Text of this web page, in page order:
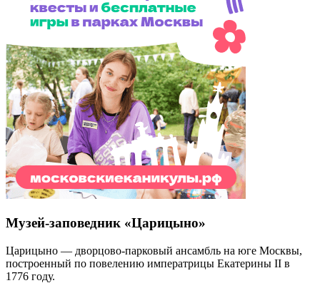
Музей-заповедник «Царицыно»
Царицыно — дворцово-парковый ансамбль на юге Москвы,
построенный по повелению императрицы Екатерины II в
1776 году.